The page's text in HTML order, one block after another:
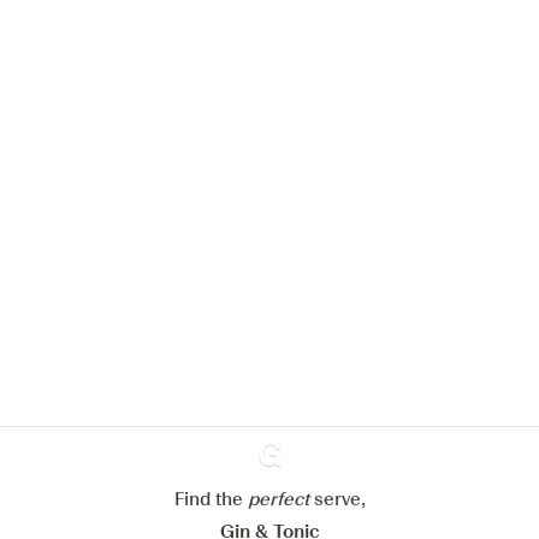
Ginventory
Find the perfectserve,
Gin & Tonic